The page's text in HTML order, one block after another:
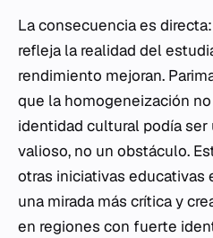
La consecuencia es
refleja la realidad del
rendimiento mejoran.
que la homogeneización
identidad cultural podía
valioso, no un obstáculo.
otras iniciativas educativas
una mirada más crítica y
en regiones con fuerte